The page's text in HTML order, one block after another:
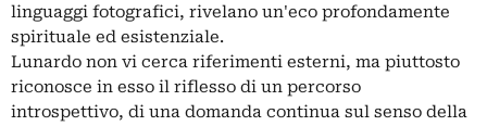
linguaggi fotografici, rivelano un'eco profondamente
spirituale ed esistenziale.
Lunardo non vi cerca riferimenti esterni, ma piuttosto
riconosce in esso il riflesso di un percorso
introspettivo, di una domanda continua sul senso della